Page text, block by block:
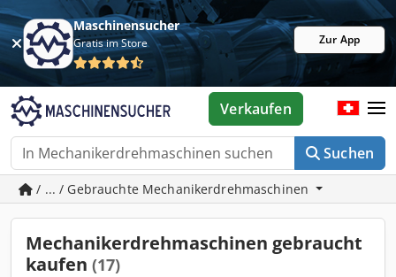
Maschinensucher
Gratis im Store Zur App
Suchen
Verkaufen
/ ... / Gebrauchte Mechanikerdrehmaschinen
Mechanikerdrehmaschinen gebraucht
kaufen (17)